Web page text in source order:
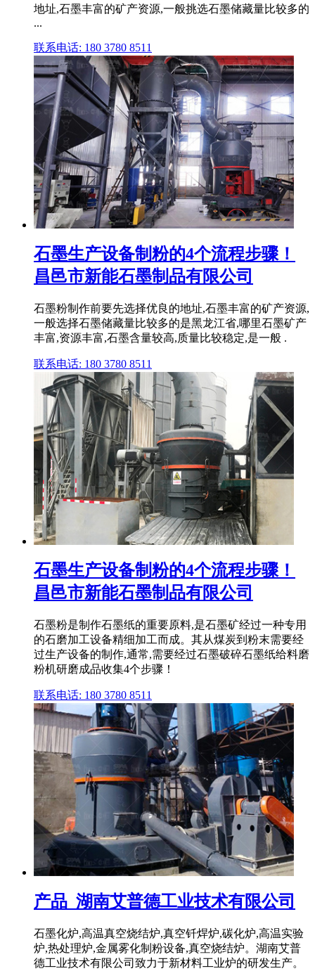
地址,石墨丰富的矿产资源,一般挑选石墨储藏量比较多的
...
联系电话: 180 3780 8511
石墨生产设备制粉的4个流程步骤！
昌邑市新能石墨制品有限公司
石墨粉制作前要先选择优良的地址,石墨丰富的矿产资源,
一般选择石墨储藏量比较多的是黑龙江省,哪里石墨矿产
丰富,资源丰富,石墨含量较高,质量比较稳定,是一般 .
联系电话: 180 3780 8511
石墨生产设备制粉的4个流程步骤！
昌邑市新能石墨制品有限公司
石墨粉是制作石墨纸的重要原料,是石墨矿经过一种专用
的石磨加工设备精细加工而成。其从煤炭到粉末需要经
过生产设备的制作,通常,需要经过石墨破碎石墨纸给料磨
粉机研磨成品收集4个步骤！
联系电话: 180 3780 8511
产品_湖南艾普德工业技术有限公司
石墨化炉,高温真空烧结炉,真空钎焊炉,碳化炉,高温实验
炉,热处理炉,金属雾化制粉设备,真空烧结炉。湖南艾普
德工业技术有限公司致力于新材料工业炉的研发生产。